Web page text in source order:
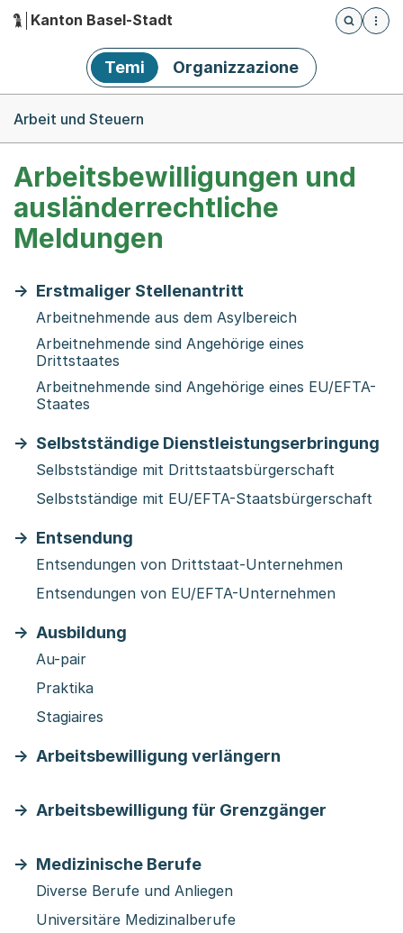
Hauptnavigation
Kanton Basel-Stadt
Öffnet
Temi Organizzazione
Arbeit und Steuern
Arbeitsbewilligungen und
ausländerrechtliche
Meldungen
Erstmaliger Stellenantritt
Arbeitnehmende aus dem Asylbereich
Arbeitnehmende sind Angehörige eines
Drittstaates
Arbeitnehmende sind Angehörige eines EU/EFTA-
Staates
Selbstständige Dienstleistungserbringung
Selbstständige mit Drittstaatsbürgerschaft
Selbstständige mit EU/EFTA-Staatsbürgerschaft
Entsendung
Entsendungen von Drittstaat-Unternehmen
Entsendungen von EU/EFTA-Unternehmen
Ausbildung
Au-pair
Praktika
Stagiaires
Arbeitsbewilligung verlängern
Arbeitsbewilligung für Grenzgänger
Medizinische Berufe
Diverse Berufe und Anliegen
Universitäre Medizinalberufe